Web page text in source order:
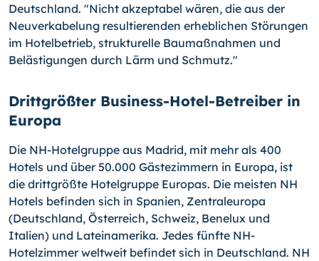
Deutschland. "Nicht akzeptabel wären, die aus der
Neuverkabelung resultierenden erheblichen Störungen
im Hotelbetrieb, strukturelle Baumaßnahmen und
Belästigungen durch Lärm und Schmutz."
Drittgrößter Business-Hotel-Betreiber in
Europa
Die NH-Hotelgruppe aus Madrid, mit mehr als 400
Hotels und über 50.000 Gästezimmern in Europa, ist
die drittgrößte Hotelgruppe Europas. Die meisten NH
Hotels befinden sich in Spanien, Zentraleuropa
(Deutschland, Österreich, Schweiz, Benelux und
Italien) und Lateinamerika. Jedes fünfte NH-
Hotelzimmer weltweit befindet sich in Deutschland. NH